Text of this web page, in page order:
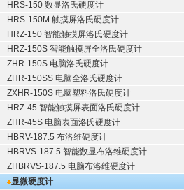
HRS-150 数显洛氏硬度计
HRS-150M 触摸屏洛氏硬度计
HRZ-150 智能触摸屏洛氏硬度计
HRZ-150S 智能触摸屏全洛氏硬度计
ZHR-150S 电脑洛氏硬度计
ZHR-150SS 电脑全洛氏硬度计
ZXHR-150S 电脑塑料洛氏硬度计
HRZ-45 智能触摸屏表面洛氏硬度计
ZHR-45S 电脑表面洛氏硬度计
HBRV-187.5 布洛维硬度计
HBRVS-187.5 智能数显布洛维硬度计
ZHBRVS-187.5 电脑布洛维硬度计
显微硬度计